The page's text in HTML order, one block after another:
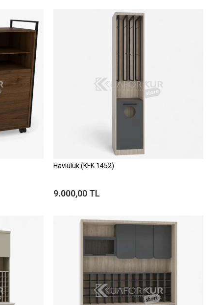
Havluluk (KFK 1452)
9.000,00 TL